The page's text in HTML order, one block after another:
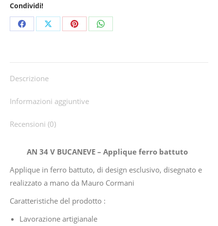
Condividi!
Share Share Share Share
Descrizione
Informazioni aggiuntive
Recensioni (0)
AN 34 V BUCANEVE – Applique ferro battuto
Applique in ferro battuto, di design esclusivo, disegnato e
realizzato a mano da Mauro Cormani
Caratteristiche del prodotto :
Lavorazione artigianale